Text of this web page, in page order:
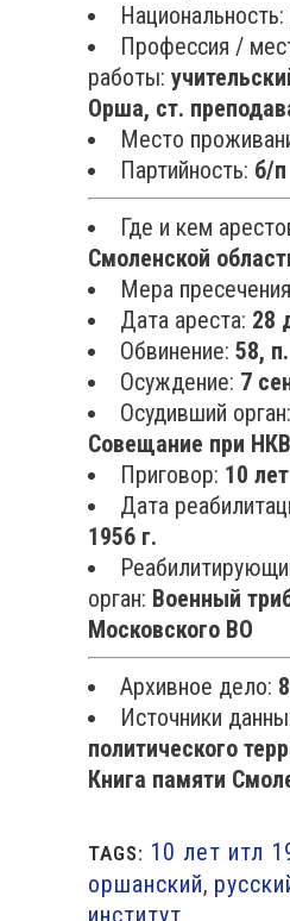
Национальность:
Профессия /
работы:
Орша, ст.
Место
Партийность: б/п
Где и кем
Смоленской
Мера
Дата ареста: 28
Обвинение: 58,
Осуждение: 7
Осудивший орган:
Совещание при
Приговор: 10
Дата
1956 г.
орган: Военный
Московского ВО
Архивное дело:
Источники
политического
Книга памяти
TAGS: 10 лет итл
оршанский,
институт